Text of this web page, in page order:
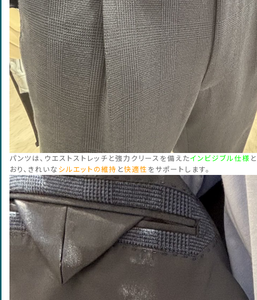
パンツは、ウエストストレッチと強力クリースを備えたインビジブル仕様
おり、きれいな シルエットの維持 と快適性 をサポートします。